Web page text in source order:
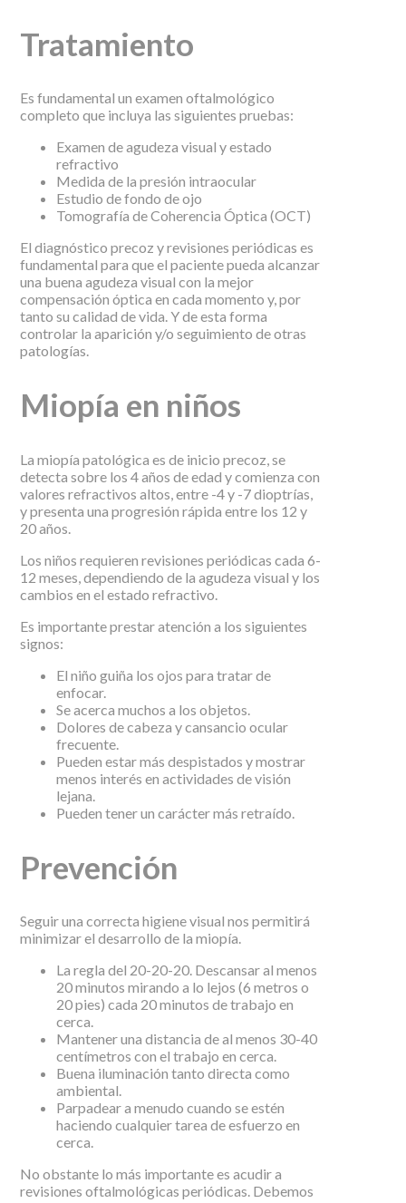
Tratamiento
Es fundamental un examen oftalmológico
completo que incluya las siguientes pruebas:
Examen de agudeza visual y estado
refractivo
Medida de la presión intraocular
Estudio de fondo de ojo
Tomografía de Coherencia Óptica (OCT)
El diagnóstico precoz y revisiones periódicas es
fundamental para que el paciente pueda alcanzar
una buena agudeza visual con la mejor
compensación óptica en cada momento y, por
tanto su calidad de vida. Y de esta forma
controlar la aparición y/o seguimiento de otras
patologías.
Miopía en niños
La miopía patológica es de inicio precoz, se
detecta sobre los 4 años de edad y comienza con
valores refractivos altos, entre -4 y -7 dioptrías,
y presenta una progresión rápida entre los 12 y
20 años.
Los niños requieren revisiones periódicas cada 6-
12 meses, dependiendo de la agudeza visual y los
cambios en el estado refractivo.
Es importante prestar atención a los siguientes
signos:
El niño guiña los ojos para tratar de
enfocar.
Se acerca muchos a los objetos.
Dolores de cabeza y cansancio ocular
frecuente.
Pueden estar más despistados y mostrar
menos interés en actividades de visión
lejana.
Pueden tener un carácter más retraído.
Prevención
Seguir una correcta higiene visual nos permitirá
minimizar el desarrollo de la miopía.
La regla del 20-20-20. Descansar al menos
20 minutos mirando a lo lejos (6 metros o
20 pies) cada 20 minutos de trabajo en
cerca.
Mantener una distancia de al menos 30-40
centímetros con el trabajo en cerca.
Buena iluminación tanto directa como
ambiental.
Parpadear a menudo cuando se estén
haciendo cualquier tarea de esfuerzo en
cerca.
No obstante lo más importante es acudir a
revisiones oftalmológicas periódicas. Debemos